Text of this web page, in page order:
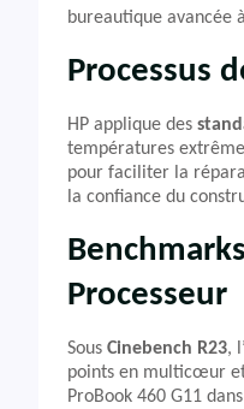
bureautique avancée
Processus
HP applique des
températures
pour faciliter la
la confiance du
Processeur
Sous Cinebench R23,
points en multicœur
ProBook 460 G11